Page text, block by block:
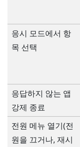
응시 모드에서 항
목 선택
응답하지 않는 앱
강제 종료
전원 메뉴 열기(전
원을 끄거나, 재시